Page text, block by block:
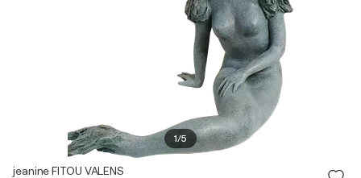
1/5
jeanine FITOU VALENS